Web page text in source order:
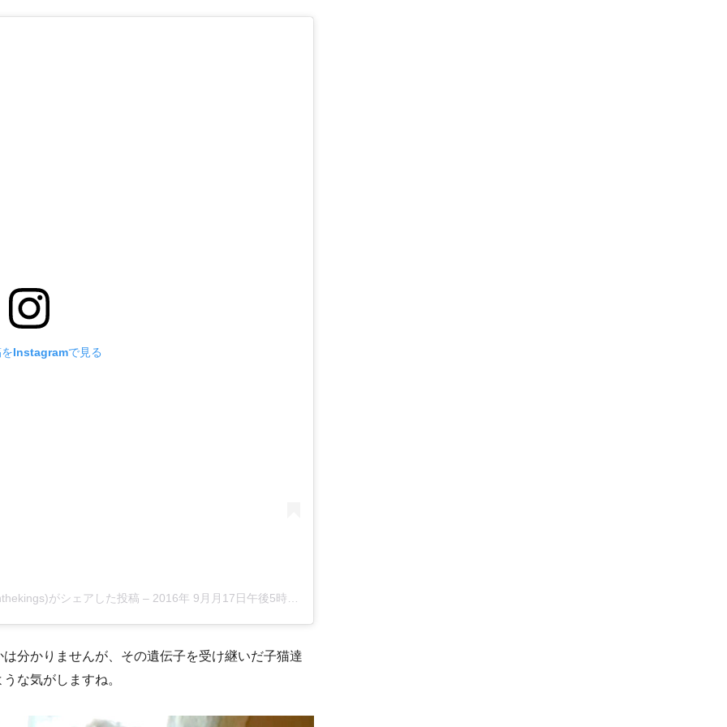
をInstagramで見る
がシェアした投稿 – 2016年 9月月17日午後5時27分PDT
分かりませんが、その遺伝子を受け継いだ子猫達
な気がしますね。